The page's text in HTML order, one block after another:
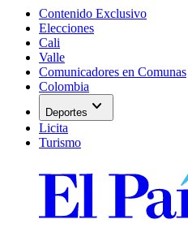
Contenido Exclusivo
Elecciones
Cali
Valle
Comunicadores en Comunas
Colombia
Deportes expand_more
Licita
Turismo